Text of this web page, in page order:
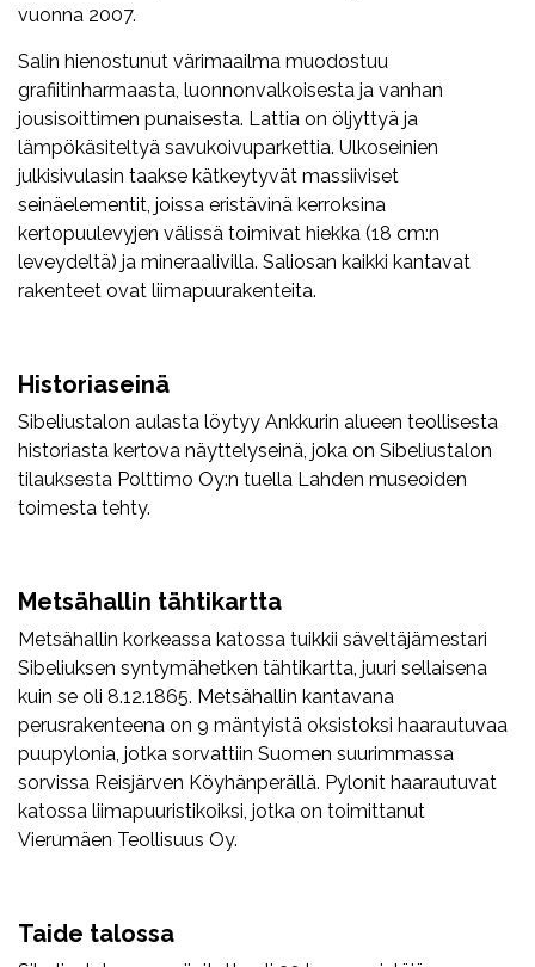
vuonna 2007.
Salin hienostunut värimaailma muodostuu
grafiitinharmaasta, luonnonvalkoisesta ja vanhan
jousisoittimen punaisesta. Lattia on öljyttyä ja
lämpökäsiteltyä savukoivuparkettia. Ulkoseinien
julkisivulasin taakse kätkeytyvät massiiviset
seinäelementit, joissa eristävinä kerroksina
kertopuulevyjen välissä toimivat hiekka (18 cm:n
leveydeltä) ja mineraalivilla. Saliosan kaikki kantavat
rakenteet ovat liimapuurakenteita.
Historiaseinä
Sibeliustalon aulasta löytyy Ankkurin alueen teollisesta
historiasta kertova näyttelyseinä, joka on Sibeliustalon
tilauksesta Polttimo Oy:n tuella Lahden museoiden
toimesta tehty.
Metsähallin tähtikartta
Metsähallin korkeassa katossa tuikkii säveltäjämestari
Sibeliuksen syntymähetken tähtikartta, juuri sellaisena
kuin se oli 8.12.1865. Metsähallin kantavana
perusrakenteena on 9 mäntyistä oksistoksi haarautuvaa
puupylonia, jotka sorvattiin Suomen suurimmassa
sorvissa Reisjärven Köyhänperällä. Pylonit haarautuvat
katossa liimapuuristikoiksi, jotka on toimittanut
Vierumäen Teollisuus Oy.
Taide talossa